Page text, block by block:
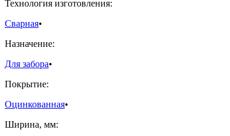
Технология изготовления:
Сварная•
Назначение:
Для забора•
Покрытие:
Оцинкованная•
Ширина, мм: